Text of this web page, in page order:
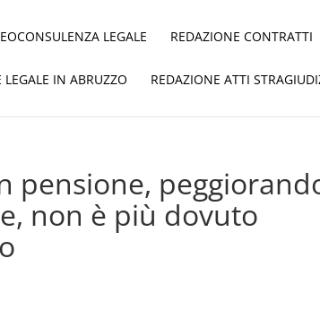
LEGALE REDAZIONE CONTRATTI
IN ABRUZZO REDAZIONE ATTI
pensione,
non è più dovuto